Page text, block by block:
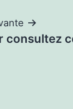
consultez